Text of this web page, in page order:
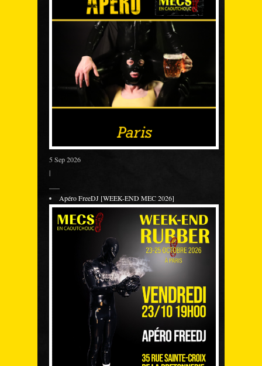
5 Sep 2026
|
Apéro FreeDJ [WEEK-END MEC 2026]